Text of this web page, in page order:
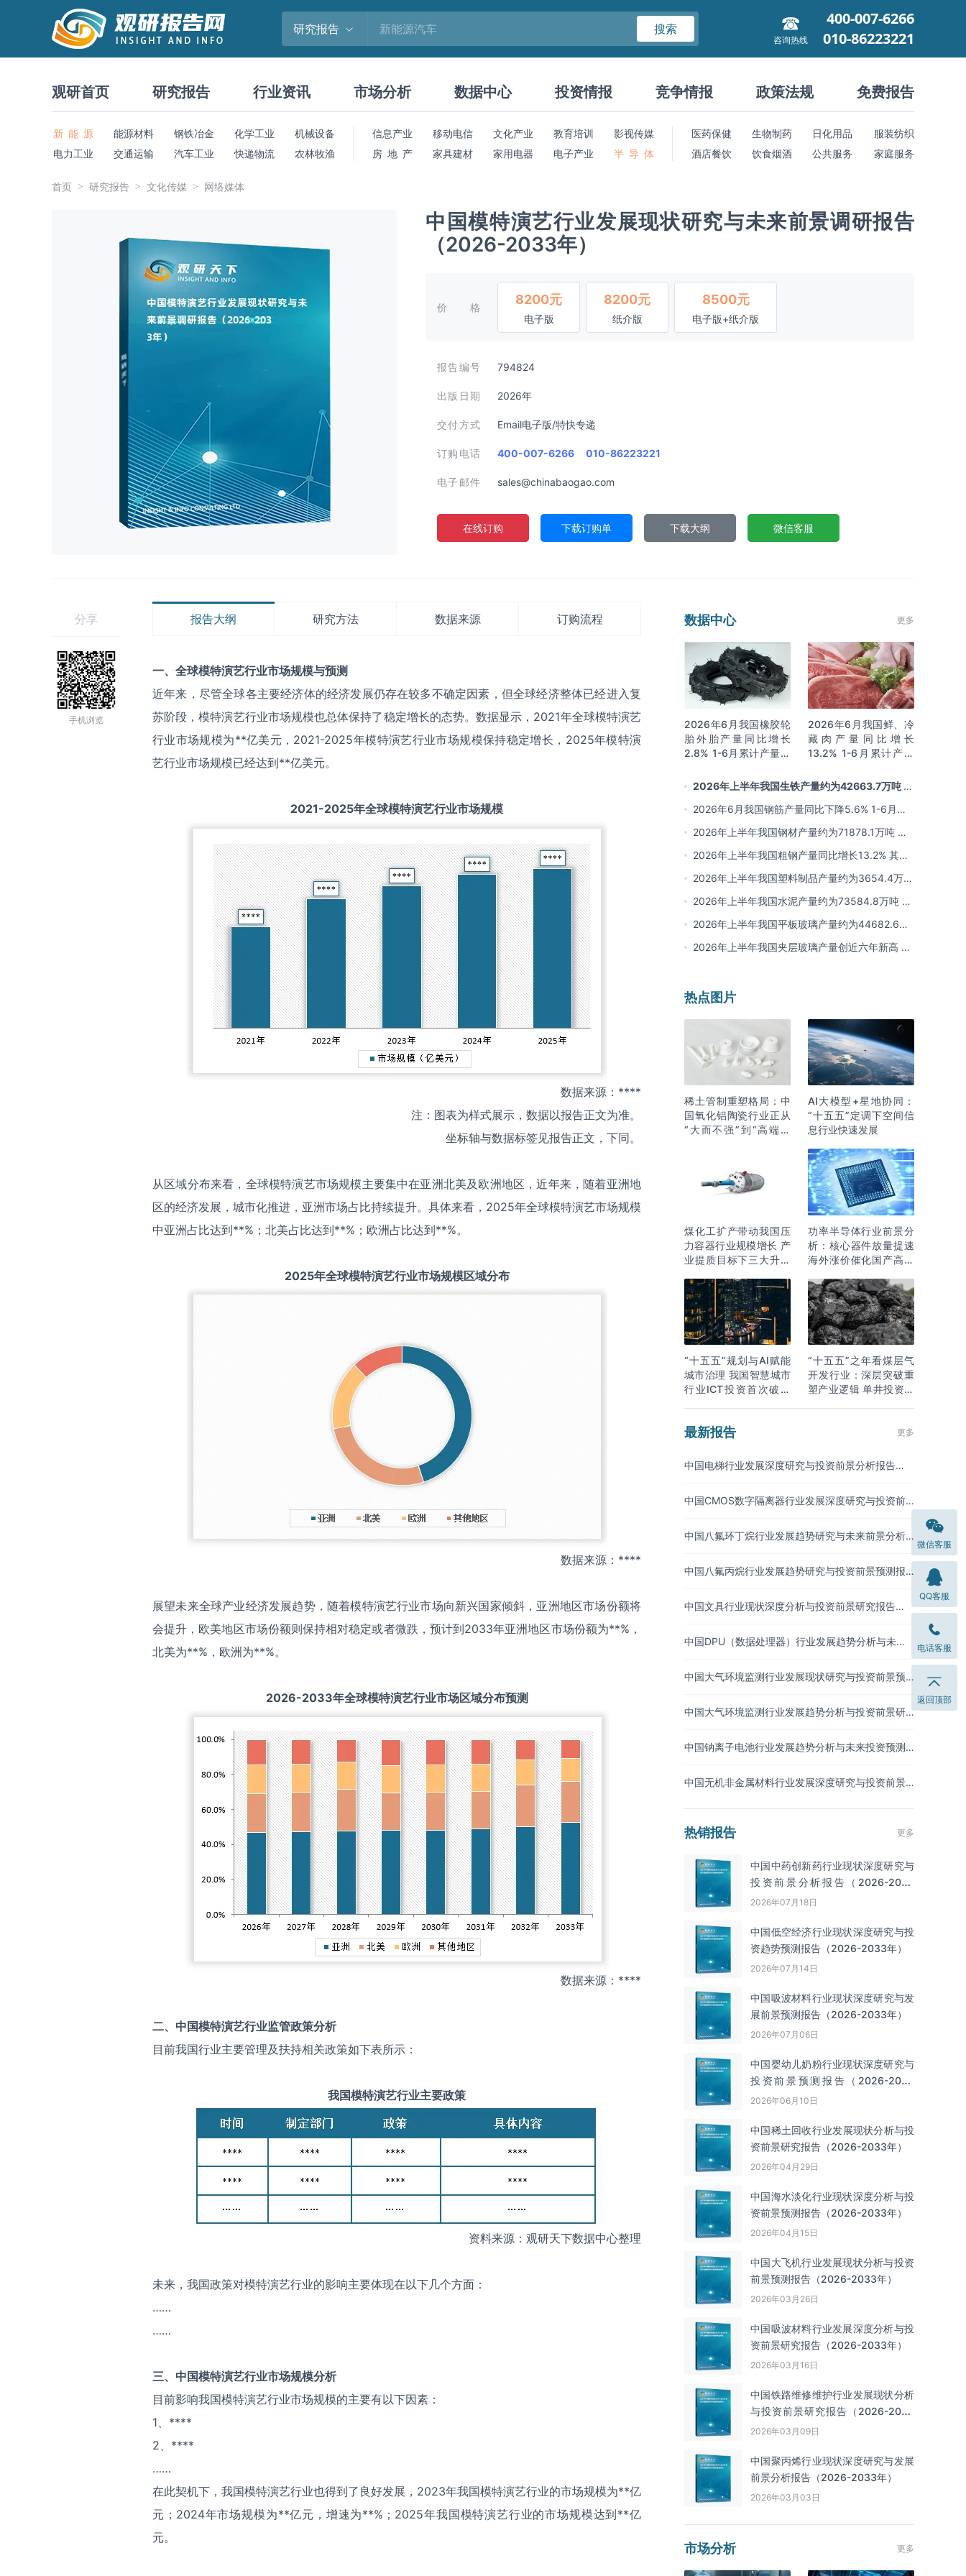
研究报告 搜索
咨询热线
400-007-6266
010-86223221
观研首页 研究报告 行业资讯 市场分析 数据中心 投资情报 竞争情报 政策法规 免费报告
新 能 源 能源材料 钢铁冶金 化学工业
机械设备
电力工业
交通运输 汽车工业 快递物流 农林牧渔
信息产业 移动电信 文化产业 教育培训
影视传媒
房 地 产
家具建材 家用电器 电子产业 半 导 体
医药保健 生物制药 日化用品
服装纺织
酒店餐饮
饮食烟酒 公共服务 家庭服务
首页 研究报告 文化传媒 网络媒体
中国模特演艺行业发展现状研究与未来前景调研报告
（2026-2033年）
价格
8200元
电子版
8200元
纸介版
8500元
电子版+纸介版
报告编号 794824
出版日期 2026年
交付方式 Email电子版/特快专递
订购电话 400-007-6266 010-86223221
电子邮件 sales@chinabaogao.com
在线订购 下载订购单 下载大纲 微信客服
分享
手机浏览
报告大纲 研究方法 数据来源 订购流程
一、全球模特演艺行业市场规模与预测
近年来，尽管全球各主要经济体的经济发展仍存在较多不确定因素，但全球经济整体已经进入复
苏阶段，模特演艺行业市场规模也总体保持了稳定增长的态势。数据显示，2021年全球模特演艺
行业市场规模为**亿美元，2021-2025年模特演艺行业市场规模保持稳定增长，2025年模特演
艺行业市场规模已经达到**亿美元。
2021-2025年全球模特演艺行业市场规模
数据来源：****
注：图表为样式展示，数据以报告正文为准。
坐标轴与数据标签见报告正文，下同。
从区域分布来看，全球模特演艺市场规模主要集中在亚洲北美及欧洲地区，近年来，随着亚洲地
区的经济发展，城市化推进，亚洲市场占比持续提升。具体来看，2025年全球模特演艺市场规模
中亚洲占比达到**%；北美占比达到**%；欧洲占比达到**%。
2025年全球模特演艺行业市场规模区域分布
数据来源：****
展望未来全球产业经济发展趋势，随着模特演艺行业市场向新兴国家倾斜，亚洲地区市场份额将
会提升，欧美地区市场份额则保持相对稳定或者微跌，预计到2033年亚洲地区市场份额为**%，
北美为**%，欧洲为**%。
2026-2033年全球模特演艺行业市场区域分布预测
数据来源：****
二、中国模特演艺行业监管政策分析
目前我国行业主要管理及扶持相关政策如下表所示：
我国模特演艺行业主要政策
资料来源：观研天下数据中心整理
未来，我国政策对模特演艺行业的影响主要体现在以下几个方面：
……
……
三、中国模特演艺行业市场规模分析
目前影响我国模特演艺行业市场规模的主要有以下因素：
1、****
2、****
……
在此契机下，我国模特演艺行业也得到了良好发展，2023年我国模特演艺行业的市场规模为**亿
元；2024年市场规模为**亿元，增速为**%；2025年我国模特演艺行业的市场规模达到**亿
元。
数据中心 更多
2026年6月我国橡胶轮
胎外胎产量同比增长
2.8% 1-6月累计产量同
2026年6月我国鲜、冷
藏肉产量同比增长
13.2% 1-6月累计产量
2026年上半年我国生铁产量约为42663.7万吨 同
比下降2.8% 其中河北产量占比22.7%排名第一
2026年6月我国钢筋产量同比下降5.6% 1-6月累
计产量同比下降10.7%
2026年上半年我国钢材产量约为71878.1万吨 同
比下降0.9% 其中河北以超亿吨产量排名第一
2026年上半年我国粗钢产量同比增长13.2% 其中
河北产量占比21.5%位居首位
2026年上半年我国塑料制品产量约为3654.4万吨
其中江苏、浙江产量分别占比18.9%、16.0%
2026年上半年我国水泥产量约为73584.8万吨 同
比下降8% 其中广东、浙江和安徽分别排名前三
2026年上半年我国平板玻璃产量约为44682.6万
重量箱 同比下降5.7% 其中河北产量最多 占比
2026年上半年我国夹层玻璃产量创近六年新高 约
热点图片
稀土管制重塑格局：中
国氧化铝陶瓷行业正从
“大而不强”到“高端突
AI大模型+星地协同：
“十五五”定调下空间信
息行业快速发展
煤化工扩产带动我国压
力容器行业规模增长 产
业提质目标下三大升级
功率半导体行业前景分
析：核心器件放量提速
海外涨价催化国产高端
“十五五”规划与AI赋能
城市治理 我国智慧城市
行业ICT投资首次破万
“十五五”之年看煤层气
开发行业：深层突破重
塑产业逻辑 单井投资成
最新报告 更多
中国电梯行业发展深度研究与投资前景分析报告
中国CMOS数字隔离器行业发展深度研究与投资前
中国八氟环丁烷行业发展趋势研究与未来前景分析
中国八氟丙烷行业发展趋势研究与投资前景预测报
中国文具行业现状深度分析与投资前景研究报告
中国DPU（数据处理器）行业发展趋势分析与未来
中国大气环境监测行业发展现状研究与投资前景预
中国大气环境监测行业发展趋势分析与投资前景研
中国钠离子电池行业发展趋势分析与未来投资预测
中国无机非金属材料行业发展深度研究与投资前景
热销报告 更多
中国中药创新药行业现状深度研究与
投资前景分析报告（2026-2033
年）
2026年07月18日
中国低空经济行业现状深度研究与投
资趋势预测报告（2026-2033年）
2026年07月14日
中国吸波材料‌‌‌行业现状深度研究与发
展前景预测报告（2026-2033年）
2026年07月06日
中国婴幼儿奶粉行业现状深度研究与
投资前景预测报告（2026-2033
年）
2026年06月10日
中国‌‌稀土回收‌‌行业发展现状分析与投
资前景研究报告（2026-2033年）
2026年04月29日
中国海水淡化行业现状深度分析与投
资前景预测报告（2026-2033年）
2026年04月15日
中国大飞机行业发展现状分析与投资
前景预测报告（2026-2033年）
2026年03月26日
中国吸波材料行业发展深度分析与投
资前景研究报告（2026-2033年）
2026年03月16日
中国铁路维修维护行业发展现状分析
与投资前景研究报告（2026-2033
年）
2026年03月09日
中国聚丙烯行业现状深度研究与发展
前景分析报告（2026-2033年）
2026年03月03日
市场分析 更多
微信客服
QQ客服
电话客服
返回顶部